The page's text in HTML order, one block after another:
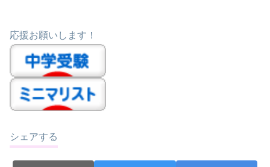
応援お願いします！
シェアする